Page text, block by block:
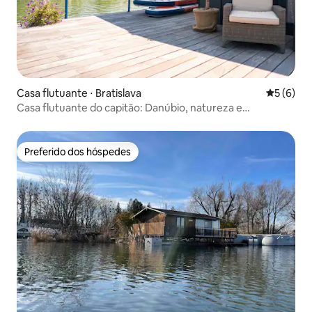
Casa flutuante ⋅ Bratislava 5 de
5 (6)
Casa flutuante do capitão: Danúbio, natureza e
Preferido dos hóspedes
Preferido dos hóspedes